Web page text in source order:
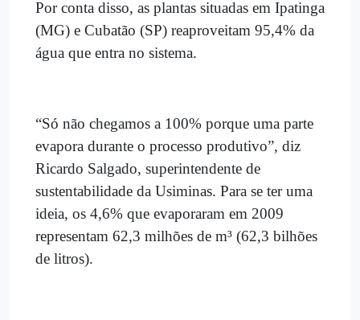
Por conta disso, as plantas situadas em Ipatinga
(MG) e Cubatão (SP) reaproveitam 95,4% da
água que entra no sistema.
“Só não chegamos a 100% porque uma parte
evapora durante o processo produtivo”, diz
Ricardo Salgado, superintendente de
sustentabilidade da Usiminas. Para se ter uma
ideia, os 4,6% que evaporaram em 2009
representam 62,3 milhões de m³ (62,3 bilhões
de litros).